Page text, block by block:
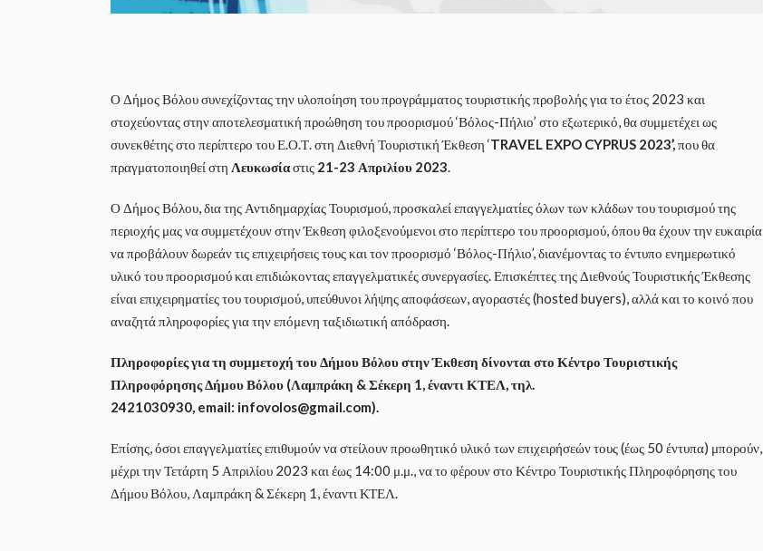
Ο Δήμος Βόλου συνεχίζοντας την υλοποίηση του προγράμματος τουριστικής προβολής για το έτος 2023 και
στοχεύοντας στην αποτελεσματική προώθηση του προορισμού ‘Βόλος-Πήλιο’ στο εξωτερικό, θα συμμετέχει ως
συνεκθέτης στο περίπτερο του Ε.Ο.Τ. στη Διεθνή Τουριστική Έκθεση ‘TRAVEL EXPO CYPRUS 2023’, που θα
πραγματοποιηθεί στη Λευκωσίαστις 21-23 Απριλίου 2023
Ο Δήμος Βόλου, δια της Αντιδημαρχίας Τουρισμού, προσκαλεί επαγγελματίες όλων των κλάδων του τουρισμού της
περιοχής μας να συμμετέχουν στην Έκθεση φιλοξενούμενοι στο περίπτερο του προορισμού, όπου θα έχουν την ευκαιρία
να προβάλουν δωρεάν τις επιχειρήσεις τους και τον προορισμό ‘Βόλος-Πήλιο’, διανέμοντας το έντυπο ενημερωτικό
υλικό του προορισμού και επιδιώκοντας επαγγελματικές συνεργασίες. Επισκέπτες της Διεθνούς Τουριστικής Έκθεσης
είναι επιχειρηματίες του τουρισμού, υπεύθυνοι λήψης αποφάσεων, αγοραστές (hosted buyers), αλλά και το κοινό που
αναζητά πληροφορίες για την επόμενη ταξιδιωτική απόδραση.
Πληροφορίες για τη συμμετοχή του Δήμου Βόλου στην Έκθεση δίνονται στο Κέντρο Τουριστικής
Πληροφόρησης Δήμου Βόλου (Λαμπράκη & Σέκερη 1, έναντι ΚΤΕΛ, τηλ.
2421030930, email: infovolos@gmail.com).
Επίσης, όσοι επαγγελματίες επιθυμούν να στείλουν προωθητικό υλικό των επιχειρήσεών τους (έως 50 έντυπα) μπορούν,
μέχρι την Τετάρτη 5 Απριλίου 2023 και έως 14:00 μ.μ., να το φέρουν στο Κέντρο Τουριστικής Πληροφόρησης του
Δήμου Βόλου, Λαμπράκη & Σέκερη 1, έναντι ΚΤΕΛ.